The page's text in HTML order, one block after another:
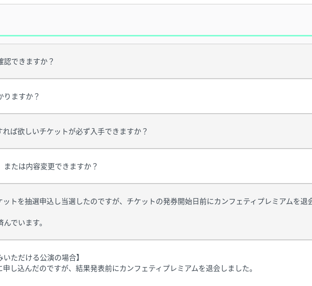
できますか？
りますか？
ば欲しいチケットが必ず入手できますか？
たは内容変更できますか？
トを抽選申込し当選したのですが、チケットの発券開始日前にカンフェティプレミアムを退
でいます。
ただける公演の場合】
し込んだのですが、結果発表前にカンフェティプレミアムを退会しました。